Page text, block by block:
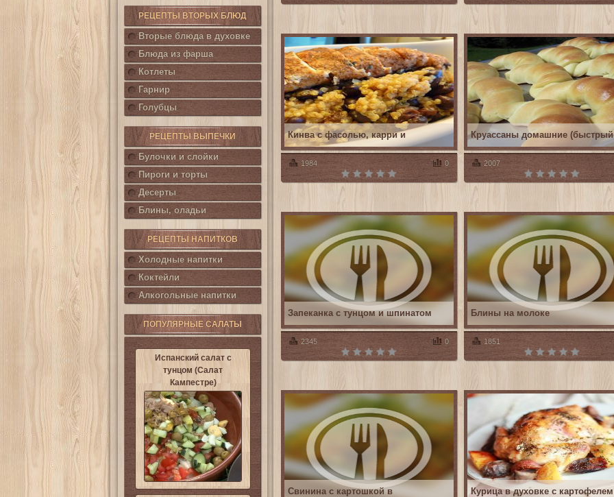
РЕЦЕПТЫ ВТОРЫХ БЛЮД
Вторые блюда в духовке
Блюда из фарша
Котлеты
Гарнир
Голубцы
РЕЦЕПТЫ ВЫПЕЧКИ
Булочки и слойки
Пироги и торты
Десерты
Блины, оладьи
РЕЦЕПТЫ НАПИТКОВ
Холодные напитки
Коктейли
Алкогольные напитки
ПОПУЛЯРНЫЕ САЛАТЫ
Испанский салат с
тунцом (Салат
Кампестре)
0
1984
Кинва с фасолью, карри и
2007
Круассаны домашние (быстрый
0
2345
Запеканка с тунцом и шпинатом
1851
Блины на молоке
Свинина с картошкой в Курица в духовке с картофелем